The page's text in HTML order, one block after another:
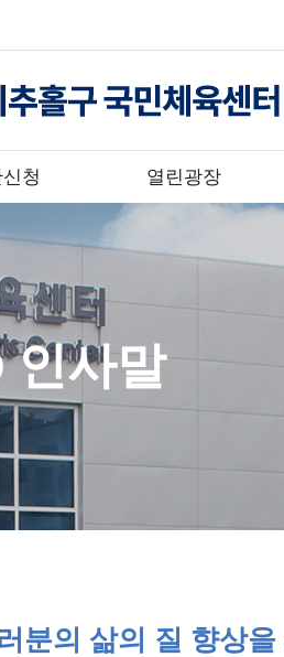
청 열린광장
인사말
분의 삶의 질 향상